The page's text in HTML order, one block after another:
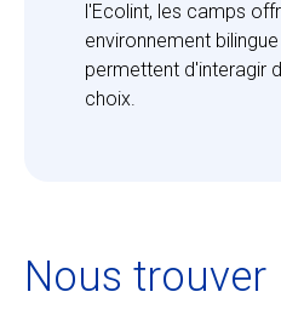
l'Ecolint, les camps
environnement
permettent d'interagir
choix.
Nous trouver